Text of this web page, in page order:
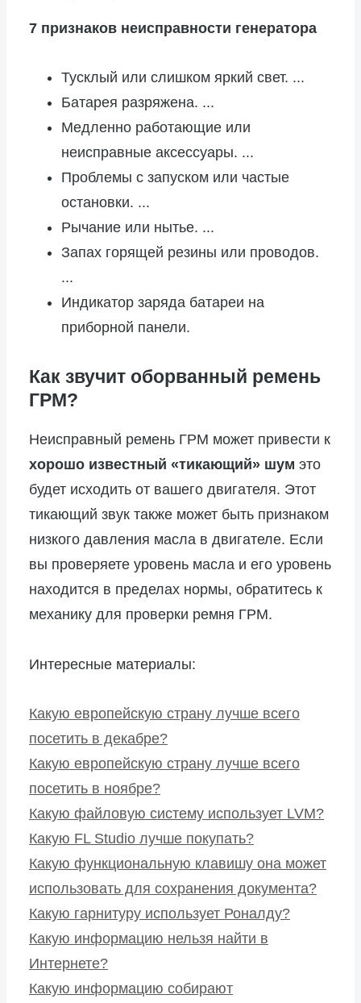
7 признаков неисправности генератора
Тусклый или слишком яркий свет. ...
Батарея разряжена. ...
Медленно работающие или
неисправные аксессуары. ...
Проблемы с запуском или частые
остановки. ...
Рычание или нытье. ...
Запах горящей резины или проводов.
...
Индикатор заряда батареи на
приборной панели.
Как звучит оборванный ремень
ГРМ?
Неисправный ремень ГРМ может привести к
хорошо известный «тикающий» шум это
будет исходить от вашего двигателя. Этот
тикающий звук также может быть признаком
низкого давления масла в двигателе. Если
вы проверяете уровень масла и его уровень
находится в пределах нормы, обратитесь к
механику для проверки ремня ГРМ.
Интересные материалы:
Какую европейскую страну лучше всего
посетить в декабре?
Какую европейскую страну лучше всего
посетить в ноябре?
Какую файловую систему использует LVM?
Какую FL Studio лучше покупать?
Какую функциональную клавишу она может
использовать для сохранения документа?
Какую гарнитуру использует Роналду?
Какую информацию нельзя найти в
Интернете?
Какую информацию собирают